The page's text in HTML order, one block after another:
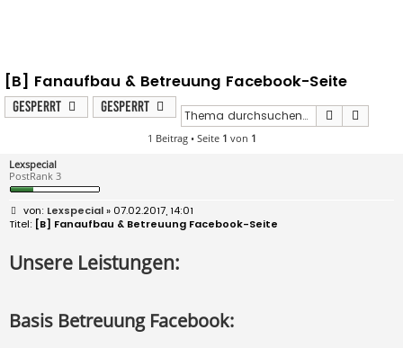
[B] Fanaufbau & Betreuung Facebook-Seite
Gesperrt Gesperrt Suche
1 Beitrag • Seite 1 von 1
Lexspecial
PostRank 3
B
e
i
r
a
Lexspecial» 07.02.2017, 14:01
[B] Fanaufbau & Betreuung Facebook-Seite
Unsere Leistungen:
Basis Betreuung Facebook: